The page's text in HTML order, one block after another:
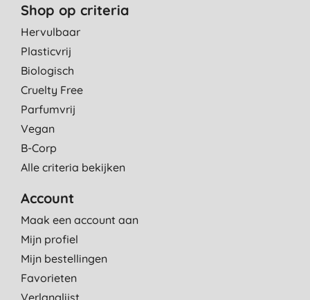
Shop op criteria
Hervulbaar
Plasticvrij
Biologisch
Cruelty Free
Parfumvrij
Vegan
B-Corp
Alle criteria bekijken
Account
Maak een account aan
Mijn profiel
Mijn bestellingen
Favorieten
Verlanglijst